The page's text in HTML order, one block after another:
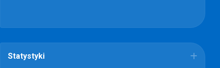
Statystyki